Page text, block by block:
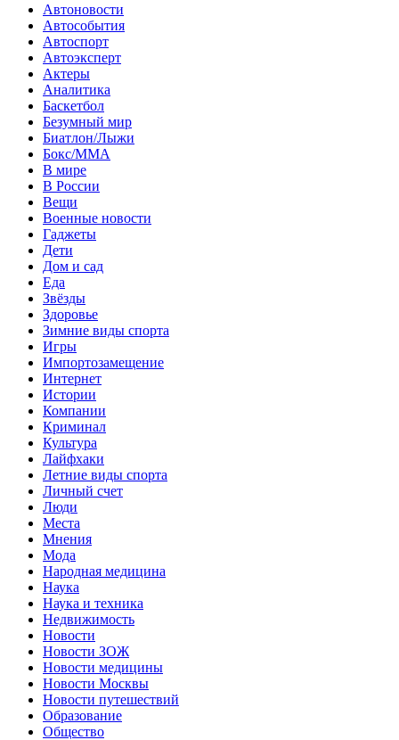
Автоновости
Автособытия
Автоспорт
Автоэксперт
Актеры
Аналитика
Баскетбол
Безумный мир
Биатлон/Лыжи
Бокс/MMA
В мире
В России
Вещи
Военные новости
Гаджеты
Дети
Дом и сад
Еда
Звёзды
Здоровье
Зимние виды спорта
Игры
Импортозамещение
Интернет
Истории
Компании
Криминал
Культура
Лайфхаки
Летние виды спорта
Личный счет
Люди
Места
Мнения
Мода
Народная медицина
Наука
Наука и техника
Недвижимость
Новости
Новости ЗОЖ
Новости медицины
Новости Москвы
Новости путешествий
Образование
Общество